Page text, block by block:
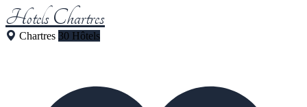
Hotels Chartres
Chartres 30 Hôtels